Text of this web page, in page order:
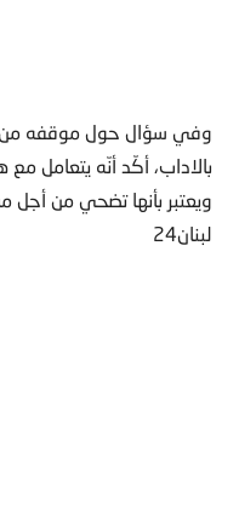
وفي سؤال حول موقفه من
بالاداب، أكّد أنّه يتعامل
ويعتبر بأنھا تضحي من أجل
لبنان24